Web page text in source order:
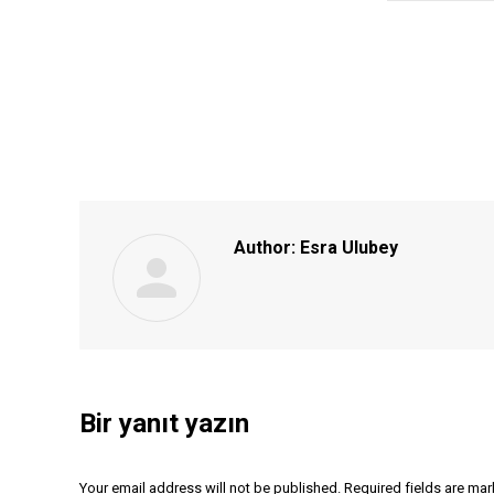
Author: Esra Ulubey
Bir yanıt yazın
Your email address will not be published. Required fields are